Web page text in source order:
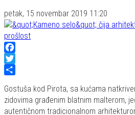
petak, 15 novembar 2019 11:20
Facebook
Twitter
Gostuša kod Pirota, sa kućama
zidovima građenim blatnim malterom,
autentičnom tradicionalnom